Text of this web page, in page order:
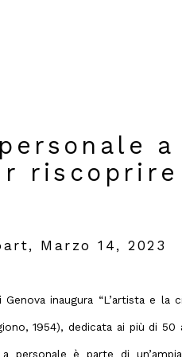
a
riscoprire
Marzo 14, 2023
Genova inaugura “L’artista e la
1954), dedicata ai più di
personale è parte di